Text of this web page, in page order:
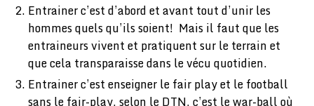
Entrainer c’est d’abord et avant tout d’unir les
hommes quels qu’ils soient! Mais il faut que les
entraineurs vivent et pratiquent sur le terrain et
que cela transparaisse dans le vécu quotidien.
Entrainer c’est enseigner le fair play et le football
sans le fair-play, selon le DTN, c’est le war-ball où